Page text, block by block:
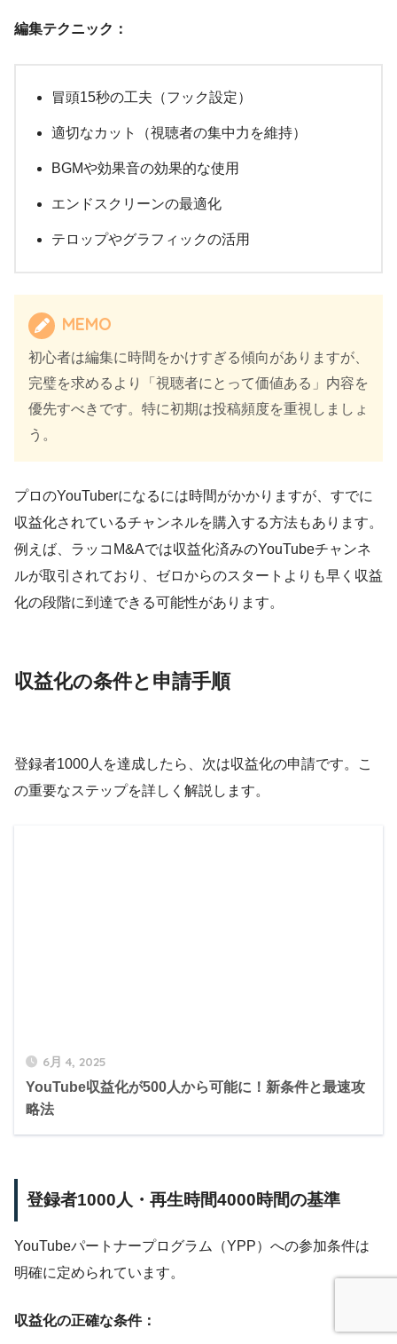
編集テクニック：
冒頭15秒の工夫（フック設定）
適切なカット（視聴者の集中力を維持）
BGMや効果音の効果的な使用
エンドスクリーンの最適化
テロップやグラフィックの活用
MEMO
初心者は編集に時間をかけすぎる傾向がありますが、
完璧を求めるより「視聴者にとって価値ある」内容を
優先すべきです。特に初期は投稿頻度を重視しましょ
う。
プロのYouTuberになるには時間がかかりますが、すでに
収益化されているチャンネルを購入する方法もあります。
例えば、ラッコM&Aでは収益化済みのYouTubeチャンネ
ルが取引されており、ゼロからのスタートよりも早く収益
化の段階に到達できる可能性があります。
収益化の条件と申請手順
登録者1000人を達成したら、次は収益化の申請です。こ
の重要なステップを詳しく解説します。
6月 4, 2025
YouTube収益化が500人から可能に！新条件と最速攻
略法
登録者1000人・再生時間4000時間の基準
YouTubeパートナープログラム（YPP）への参加条件は
明確に定められています。
収益化の正確な条件：